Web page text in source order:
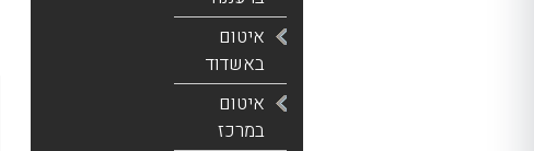
איטום
באשדוד
איטום
במרכז